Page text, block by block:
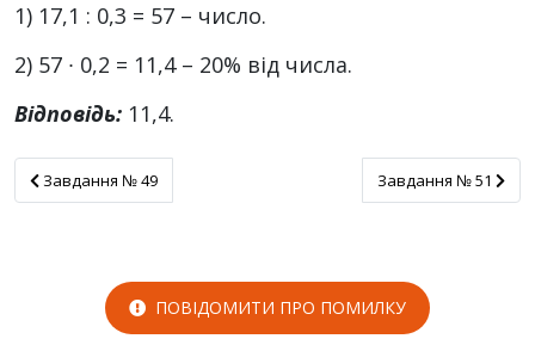
1) 17,1 : 0,3 = 57 – число.
2) 57 ∙ 0,2 = 11,4 – 20% від числа.
Відповідь: 11,4.
Завдання № 49
Завдання № 49 Завдання № 51
Завдання № 51
ПОВІДОМИТИ ПРО ПОМИЛКУ